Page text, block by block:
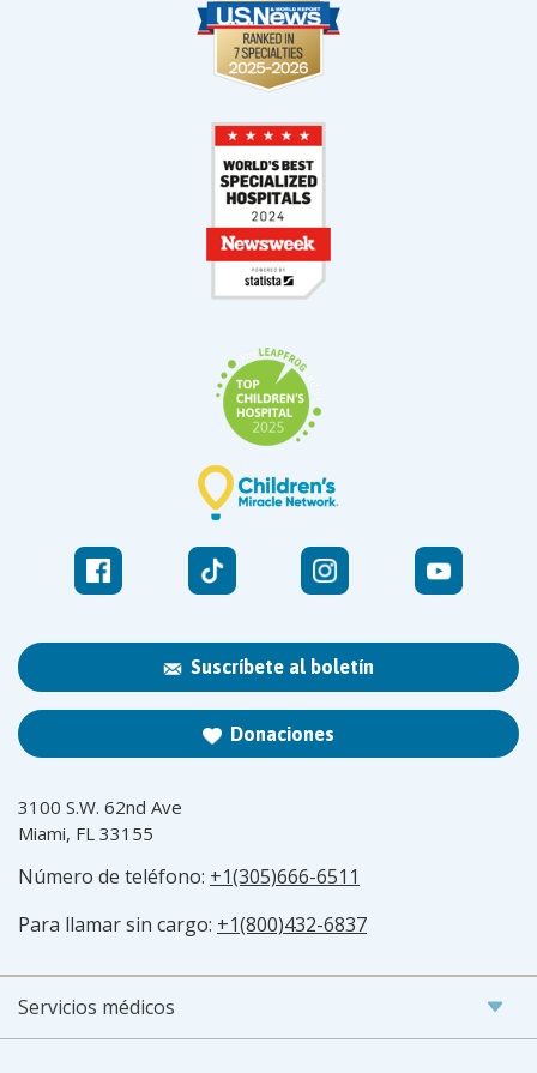
Suscríbete al boletín
Donaciones
3100 S.W. 62nd Ave
Miami, FL 33155
Número de teléfono: +1(305)666-6511
Para llamar sin cargo: +1(800)432-6837
Servicios médicos